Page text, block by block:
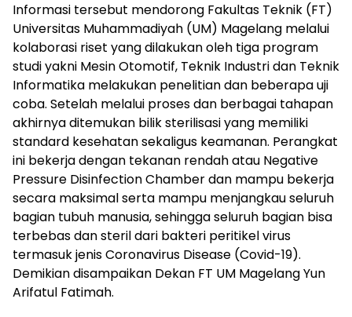
Informasi tersebut mendorong Fakultas Teknik (FT)
Universitas Muhammadiyah (UM) Magelang melalui
kolaborasi riset yang dilakukan oleh tiga program
studi yakni Mesin Otomotif, Teknik Industri dan Teknik
Informatika melakukan penelitian dan beberapa uji
coba. Setelah melalui proses dan berbagai tahapan
akhirnya ditemukan bilik sterilisasi yang memiliki
standard kesehatan sekaligus keamanan. Perangkat
ini bekerja dengan tekanan rendah atau Negative
Pressure Disinfection Chamber dan mampu bekerja
secara maksimal serta mampu menjangkau seluruh
bagian tubuh manusia, sehingga seluruh bagian bisa
terbebas dan steril dari bakteri peritikel virus
termasuk jenis Coronavirus Disease (Covid-19).
Demikian disampaikan Dekan FT UM Magelang Yun
Arifatul Fatimah.